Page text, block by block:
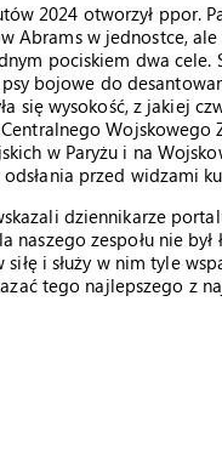
2024 otworzył ppor.
Abrams w jednostce,
pociskiem dwa cele.
bojowe do
się wysokość, z jakiej
w Paryżu i na
przed widzami
dziennikarze
zespołu nie był
i służy w nim tyle
tego najlepszego z